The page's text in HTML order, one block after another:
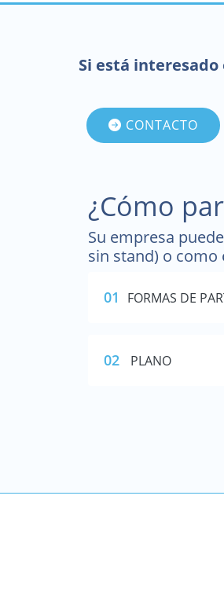
¿Cómo
Su empresa
sin stand) o como
01 FORMAS DE
02 PLANO
Si está
CONTACTO